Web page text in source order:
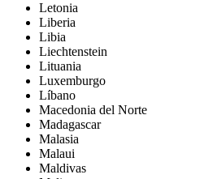
Letonia
Liberia
Libia
Liechtenstein
Lituania
Luxemburgo
Líbano
Macedonia del Norte
Madagascar
Malasia
Malaui
Maldivas